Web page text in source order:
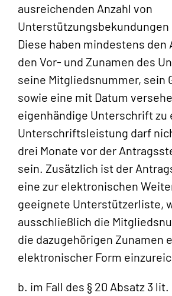
ausreichenden Anzahl von
Unterstützungsbekundungen
Diese haben mindestens den
den Vor- und Zunamen des
seine Mitgliedsnummer, sein
sowie eine mit Datum
eigenhändige Unterschrift zu
Unterschriftsleistung darf
drei Monate vor der
sein. Zusätzlich ist der
eine zur elektronischen
geeignete Unterstützerliste,
ausschließlich die
die dazugehörigen Zunamen
elektronischer Form
b. im Fall des § 20 Absatz 3 lit.